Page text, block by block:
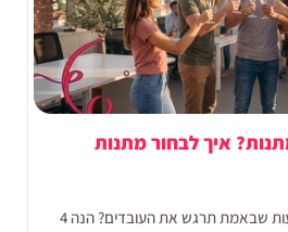
איך לבחור מתנות
איך לבחור מתנה לשבועות שבאמת תרגש את העובדים? הנה 4